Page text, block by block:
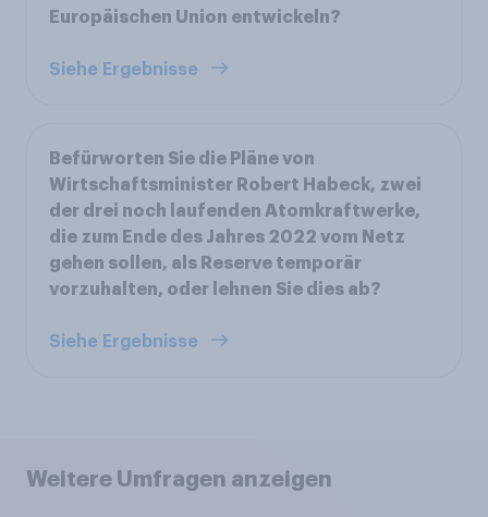
Europäischen Union entwickeln?
Siehe Ergebnisse
Befürworten Sie die Pläne von
Wirtschaftsminister Robert Habeck, zwei
der drei noch laufenden Atomkraftwerke,
die zum Ende des Jahres 2022 vom Netz
gehen sollen, als Reserve temporär
vorzuhalten, oder lehnen Sie dies ab?
Siehe Ergebnisse
Weitere Umfragen anzeigen